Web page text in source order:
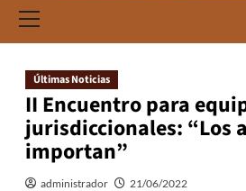
Últimas Noticias
II Encuentro para
jurisdiccionales: “Los
importan”
administrador 21/06/2022